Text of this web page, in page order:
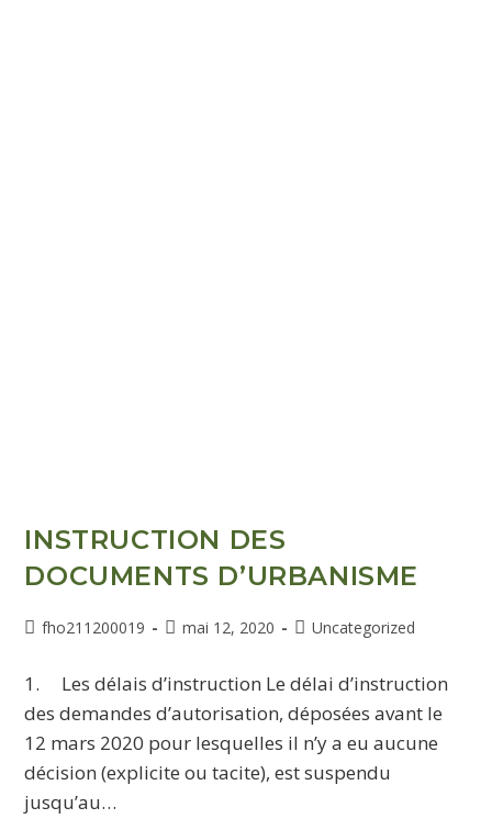
INSTRUCTION DES
DOCUMENTS D’URBANISME
fho211200019 mai 12, 2020 Uncategorized
1. Les délais d’instruction Le délai d’instruction
des demandes d’autorisation, déposées avant le
12 mars 2020 pour lesquelles il n’y a eu aucune
décision (explicite ou tacite), est suspendu
jusqu’au…